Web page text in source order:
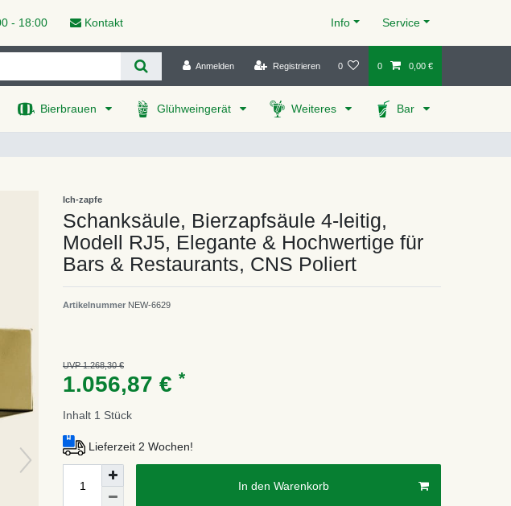
- 18:00 Kontakt Info Service
Anmelden Registrieren 0 0 0,00 €
Bierbrauen Glühweingerät Weiteres Bar
Ich-zapfe
Schanksäule, Bierzapfsäule 4-leitig,
Modell RJ5, Elegante & Hochwertige für
Bars & Restaurants, CNS Poliert
Artikelnummer NEW-6629
UVP 1.268,30 €
1.056,87 € *
Inhalt 1 Stück
Lieferzeit 2 Wochen!
In den Warenkorb